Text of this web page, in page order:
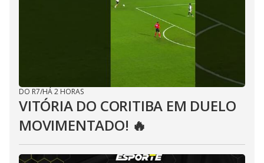
DO R7/HÁ 2 HORAS
VITÓRIA DO CORITIBA EM DUELO
MOVIMENTADO! 🔥